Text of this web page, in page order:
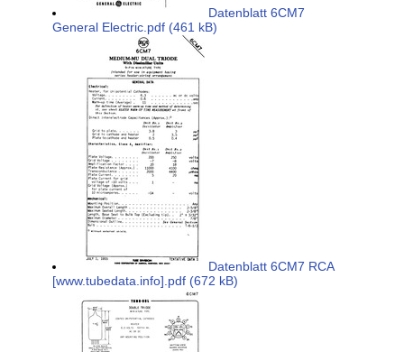
Datenblatt 6CM7
General Electric.pdf (461 kB)
Datenblatt 6CM7 RCA
[www.tubedata.info].pdf (672 kB)